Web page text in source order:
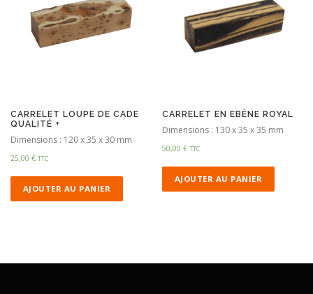
CARRELET LOUPE DE CADE
QUALITÉ +
Dimensions : 120 x 35 x 30 mm
25,00 € TTC
AJOUTER AU PANIER
CARRELET EN EBÈNE ROYAL
Dimensions : 130 x 35 x 35 mm
50,00€ TTC
AJOUTER AU PANIER